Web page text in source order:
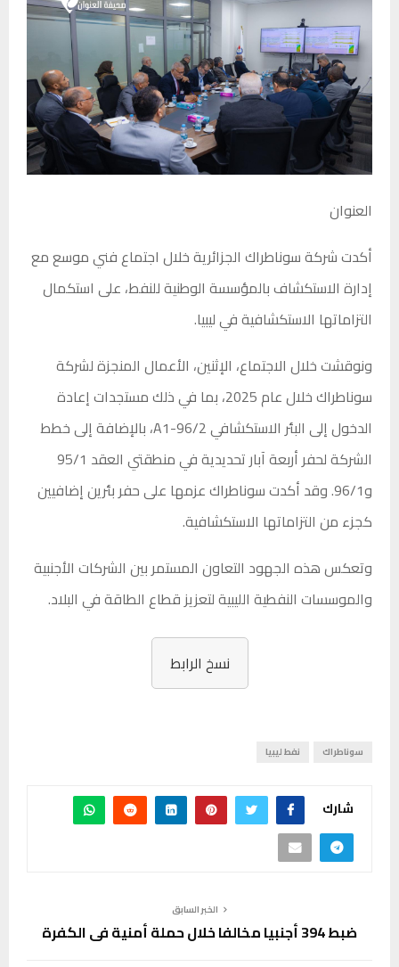
العنوان
أكدت شركة سوناطراك الجزائرية خلال اجتماع فني موسع مع
إدارة الاستكشاف بالمؤسسة الوطنية للنفط، على استكمال
التزاماتها الاستكشافية في ليبيا.
ونوقشت خلال الاجتماع، الإثنين، الأعمال المنجزة لشركة
سوناطراك خلال عام 2025، بما في ذلك مستجدات إعادة
الدخول إلى البئر الاستكشافي A1-96/2، بالإضافة إلى خطط
الشركة لحفر أربعة آبار تحديدية في منطقتي العقد 95/1
و96/1. وقد أكدت سوناطراك عزمها على حفر بئرين إضافيين
كجزء من التزاماتها الاستكشافية.
وتعكس هذه الجهود التعاون المستمر بين الشركات الأجنبية
والموسسات النفطية الليبية لتعزيز قطاع الطاقة في البلاد.
نسخ الرابط
سوناطراك نفط ليبيا
شارك
الخبر السابق
ضبط 394 أجنبيا مخالفا خلال حملة أمنية في الكفرة